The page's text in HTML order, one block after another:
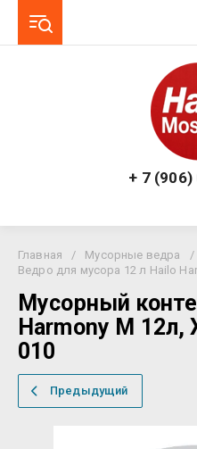
+ 7
Главная / Мусорные ведра /
Ведро для мусора 12 л Hailo
Мусорный
Harmony M 12л,
010
Предыдущий